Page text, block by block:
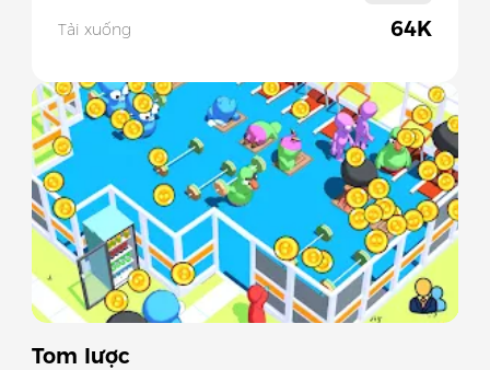
Slide 1 of 5
Tom lược
Tải xuống 64K